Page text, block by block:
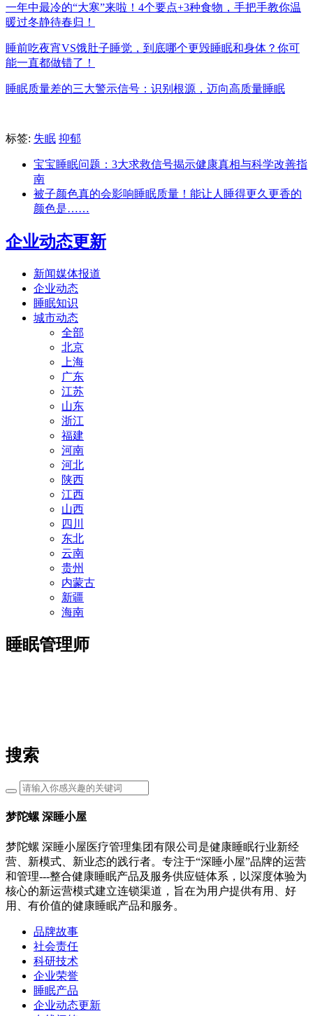
一年中最冷的“大寒”来啦！4个要点+3种食物，手把手教你温
暖过冬静待春归！
睡前吃夜宵VS饿肚子睡觉，到底哪个更毁睡眠和身体？你可
能一直都做错了！
睡眠质量差的三大警示信号：识别根源，迈向高质量睡眠
标签: 失眠 抑郁
宝宝睡眠问题：3大求救信号揭示健康真相与科学改善指
南
被子颜色真的会影响睡眠质量！能让人睡得更久更香的
颜色是……
企业动态更新
新闻媒体报道
企业动态
睡眠知识
城市动态
全部
北京
上海
广东
江苏
山东
浙江
福建
河南
河北
陕西
江西
山西
四川
东北
云南
贵州
内蒙古
新疆
海南
睡眠管理师
搜索
梦陀螺 深睡小屋
梦陀螺 深睡小屋医疗管理集团有限公司是健康睡眠行业新经
营、新模式、新业态的践行者。专注于“深睡小屋”品牌的运营
和管理---整合健康睡眠产品及服务供应链体系，以深度体验为
核心的新运营模式建立连锁渠道，旨在为用户提供有用、好
用、有价值的健康睡眠产品和服务。
品牌故事
社会责任
科研技术
企业荣誉
睡眠产品
企业动态更新